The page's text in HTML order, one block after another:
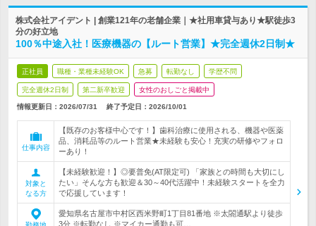
株式会社アイデント | 創業121年の老舗企業｜★社用車貸与あり★駅徒歩3
分の好立地
100％中途入社！医療機器の【ルート営業】★完全週休2日制★
正社員 職種・業種未経験OK 急募 転勤なし 学歴不問
完全週休2日制 第二新卒歓迎 女性のおしごと掲載中
情報更新日：2026/07/31 終了予定日： 2026/10/01
仕事内容
【既存のお客様中心です！】歯科治療に使用される、機器や医薬
品、消耗品等のルート営業★未経験も安心！充実の研修やフォロ
ーあり！
対象と
なる方
【未経験歓迎！】◎要普免(AT限定可) 「家族との時間も大切にし
たい」そんな方も歓迎＆30～40代活躍中！未経験スタートを全力
で応援しています！
愛知県名古屋市中村区西米野町1丁目81番地 ※太閤通駅より徒歩
3分 ※転勤なし ※マイカー通勤も可…